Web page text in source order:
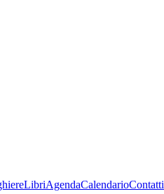
LibriAgendaCalendarioContatti